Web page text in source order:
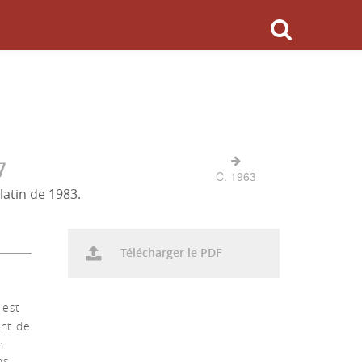
de 1983.
C. 1963
de
Télécharger le PDF